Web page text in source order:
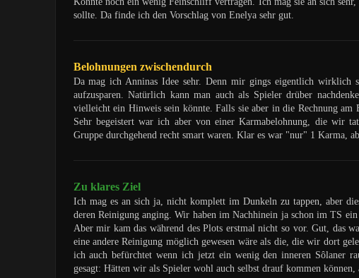
sollte. Da finde ich den Vorschlag von Enelya sehr gut.
Belohnungen zwischendurch
Da mag ich Anninas Idee sehr. Denn mir gings eigentlich wirklich
aufzusparen. Natürlich kann man auch als Spieler drüber
vielleicht ein Hinweis sein könnte. Falls sie aber in die Rechnung am
Sehr begeistert war ich aber von einer Karmabelohnung, die wir
Gruppe durchgehend recht smart waren. Klar es war "nur" 1 Karma,
Zu klares Ziel
Ich mag es an sich ja, nicht komplett im Dunkeln zu tappen, aber
deren Reinigung anging. Wir haben im Nachhinein ja schon im TS
Aber mir kam das während des Plots erstmal nicht so vor. Gut, das
eine andere Reinigung möglich gewesen wäre als die, die wir dort
ich auch befürchtet wenn ich jetzt ein wenig den inneren Sôlaner
gesagt: Hätten wir als Spieler wohl auch selbst drauf kommen